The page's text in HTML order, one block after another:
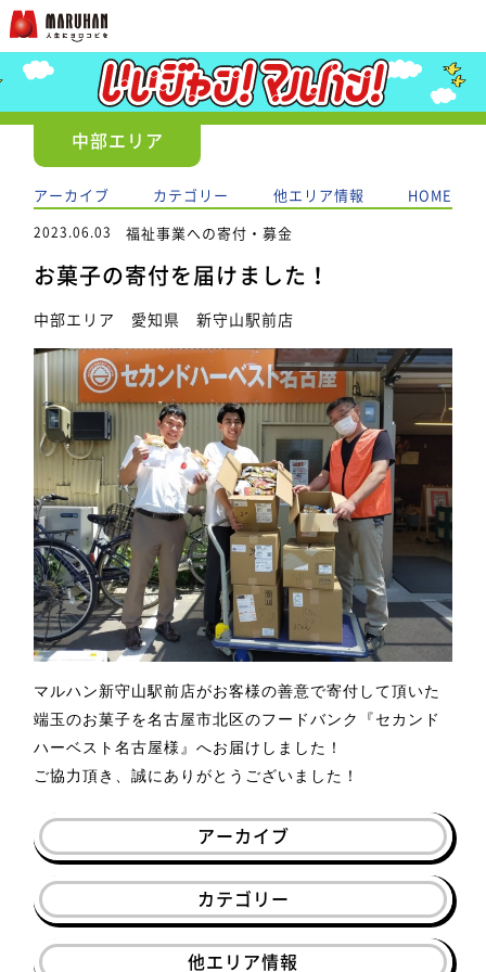
中部エリア
アーカイブ カテゴリー 他エリア情報 HOME
2023.06.03 福祉事業への寄付・募金
お菓子の寄付を届けました！
中部エリア 愛知県 新守山駅前店
マルハン新守山駅前店がお客様の善意で寄付して頂いた
端玉のお菓子を名古屋市北区のフードバンク『セカンド
ハーベスト名古屋様』へお届けしました！
ご協力頂き、誠にありがとうございました！
アーカイブ
カテゴリー
他エリア情報